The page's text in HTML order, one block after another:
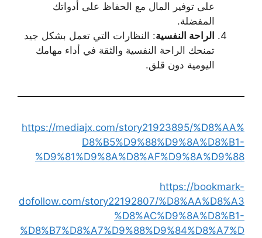
على توفير المال مع الحفاظ على أدواتك
المفضلة.
الراحة النفسية: النظارات التي تعمل بشكل جيد
تمنحك الراحة النفسية والثقة في أداء مهامك
اليومية دون قلق.
https://mediajx.com/story21923895/%D8%AA%
D8%B5%D9%88%D9%8A%D8%B1-
%D9%81%D9%8A%D8%AF%D9%8A%D9%88
https://bookmark-
dofollow.com/story22192807/%D8%AA%D8%A3
%D8%AC%D9%8A%D8%B1-
%D8%B7%D8%A7%D9%88%D9%84%D8%A7%D